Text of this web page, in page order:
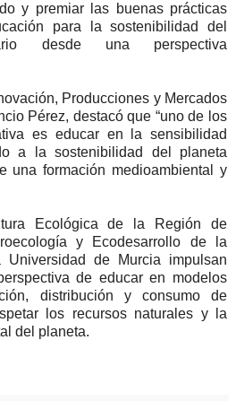
y premiar las buenas prácticas
para la sostenibilidad del
desde una perspectiva
Producciones y Mercados
Pérez, destacó que “uno de los
es educar en la sensibilidad
a la sostenibilidad del planeta
una formación medioambiental y
Ecológica de la Región de
y Ecodesarrollo de la
de Murcia impulsan
de educar en modelos
distribución y consumo de
los recursos naturales y la
del planeta.